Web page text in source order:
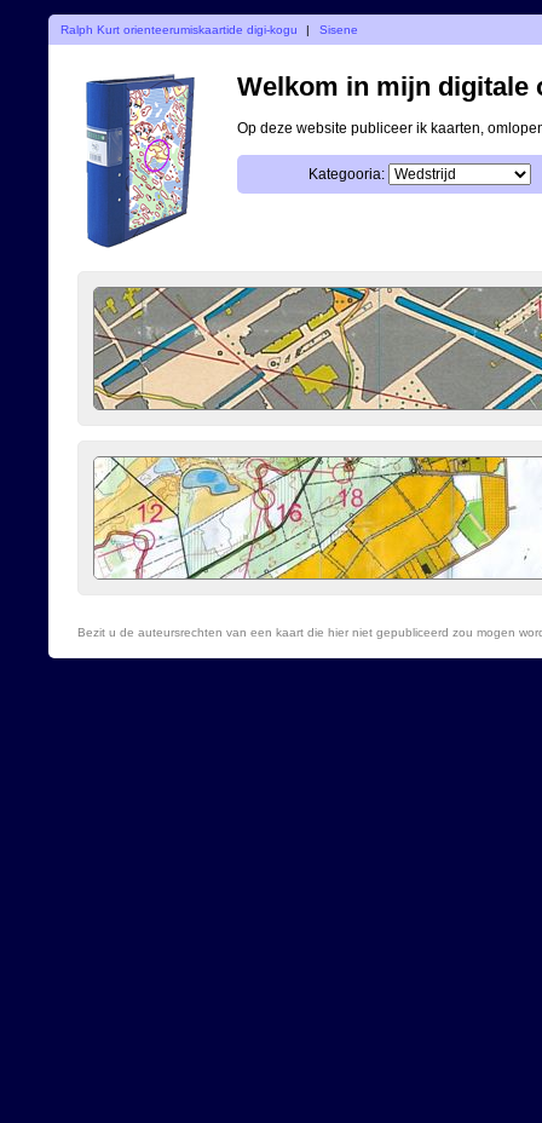
Ralph Kurt orienteerumiskaartide digi-kogu | Sisene
Welkom in mijn digitale
Op deze website publiceer ik kaarten,
Kategooria:
Bezit u de auteursrechten van een kaart die hier niet gepubliceerd zou mogen